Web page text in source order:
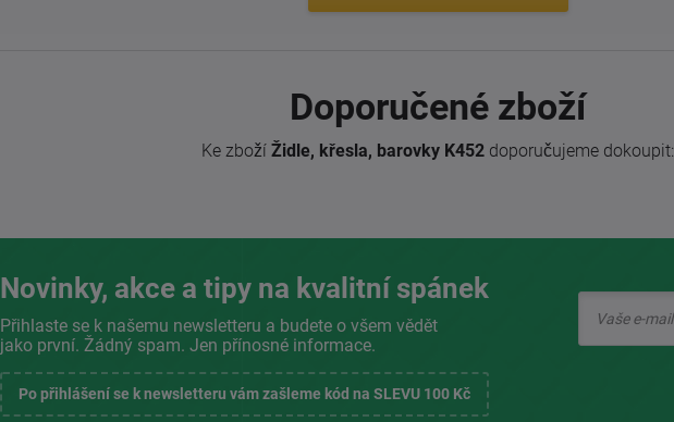
Doporučené zboží
Ke zboží Židle, křesla, barovky K452 doporučujeme dokoupit:
Novinky, akce a tipy na kvalitní spánek
Přihlaste se k našemu newsletteru a budete o všem vědět
jako první. Žádný spam. Jen přínosné informace.
Po přihlášení se k newsletteru vám zašleme kód na SLEVU 100 Kč